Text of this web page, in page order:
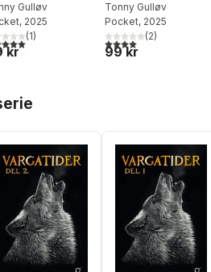
röster:
Gulløv
, 2025
utav 5 stjärnor. Totalt antal röster:
(1)
kr
Tonny Gulløv
Pocket, 2025
4,0utav 5 stjärnor.
(2)
99 kr